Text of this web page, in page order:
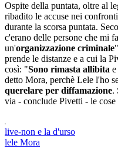
Ospite della puntata, oltre al
ribadito le accuse nei
durante la scorsa puntata.
c'erano delle persone che mi
un'organizzazione criminale
prende le distanze e a cui la
così: "Sono rimasta allibita
detto Mora, perchè Lele l'ho
querelare per diffamazione.
via - conclude Pivetti - le
live-non e la d'urso
lele Mora